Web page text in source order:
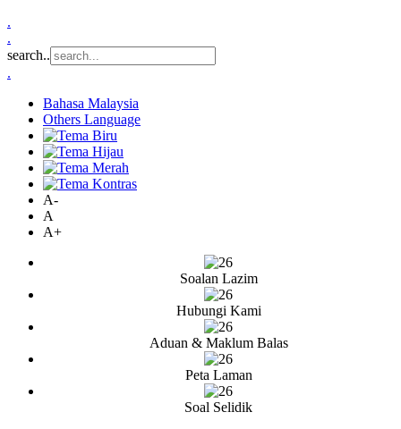
.
.
search..
.
Bahasa Malaysia
Others Language
A-
A
A+
Soalan Lazim
Hubungi Kami
Aduan & Maklum Balas
Peta Laman
Soal Selidik